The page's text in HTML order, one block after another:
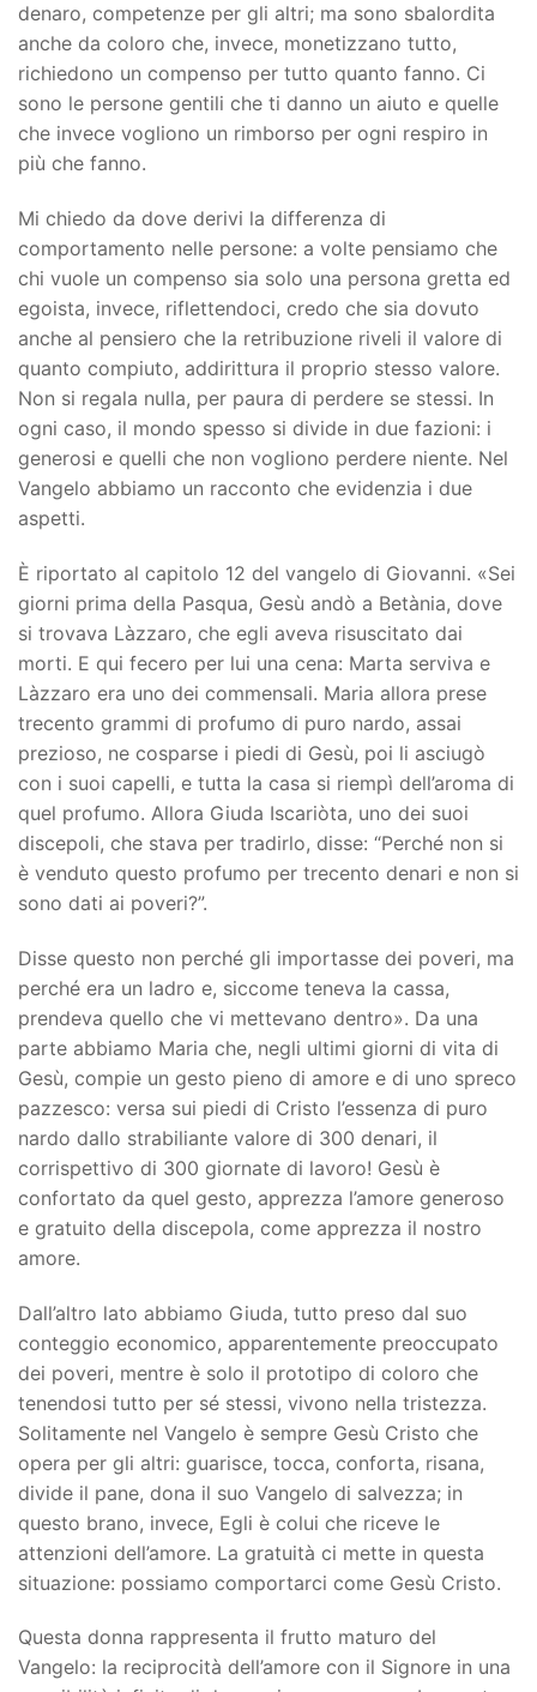
denaro, competenze per gli altri; ma sono sbalordita
anche da coloro che, invece, monetizzano tutto,
richiedono un compenso per tutto quanto fanno. Ci
sono le persone gentili che ti danno un aiuto e quelle
che invece vogliono un rimborso per ogni respiro in
più che fanno.
Mi chiedo da dove derivi la differenza di
comportamento nelle persone: a volte pensiamo che
chi vuole un compenso sia solo una persona gretta ed
egoista, invece, riflettendoci, credo che sia dovuto
anche al pensiero che la retribuzione riveli il valore di
quanto compiuto, addirittura il proprio stesso valore.
Non si regala nulla, per paura di perdere se stessi. In
ogni caso, il mondo spesso si divide in due fazioni: i
generosi e quelli che non vogliono perdere niente. Nel
Vangelo abbiamo un racconto che evidenzia i due
aspetti.
È riportato al capitolo 12 del vangelo di Giovanni. «Sei
giorni prima della Pasqua, Gesù andò a Betània, dove
si trovava Làzzaro, che egli aveva risuscitato dai
morti. E qui fecero per lui una cena: Marta serviva e
Làzzaro era uno dei commensali. Maria allora prese
trecento grammi di profumo di puro nardo, assai
prezioso, ne cosparse i piedi di Gesù, poi li asciugò
con i suoi capelli, e tutta la casa si riempì dell’aroma di
quel profumo. Allora Giuda Iscariòta, uno dei suoi
discepoli, che stava per tradirlo, disse: “Perché non si
è venduto questo profumo per trecento denari e non si
sono dati ai poveri?”.
Disse questo non perché gli importasse dei poveri, ma
perché era un ladro e, siccome teneva la cassa,
prendeva quello che vi mettevano dentro». Da una
parte abbiamo Maria che, negli ultimi giorni di vita di
Gesù, compie un gesto pieno di amore e di uno spreco
pazzesco: versa sui piedi di Cristo l’essenza di puro
nardo dallo strabiliante valore di 300 denari, il
corrispettivo di 300 giornate di lavoro! Gesù è
confortato da quel gesto, apprezza l’amore generoso
e gratuito della discepola, come apprezza il nostro
amore.
Dall’altro lato abbiamo Giuda, tutto preso dal suo
conteggio economico, apparentemente preoccupato
dei poveri, mentre è solo il prototipo di coloro che
tenendosi tutto per sé stessi, vivono nella tristezza.
Solitamente nel Vangelo è sempre Gesù Cristo che
opera per gli altri: guarisce, tocca, conforta, risana,
divide il pane, dona il suo Vangelo di salvezza; in
questo brano, invece, Egli è colui che riceve le
attenzioni dell’amore. La gratuità ci mette in questa
situazione: possiamo comportarci come Gesù Cristo.
Questa donna rappresenta il frutto maturo del
Vangelo: la reciprocità dell’amore con il Signore in una